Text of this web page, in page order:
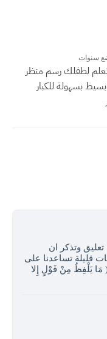
سنوات
لطفلك رسم منظر
بسهولة للكبار
وتذكر ان
قليلة تساعدنا على
مَا يَلْفِظُ مِنْ قَوْلٍ إِلا